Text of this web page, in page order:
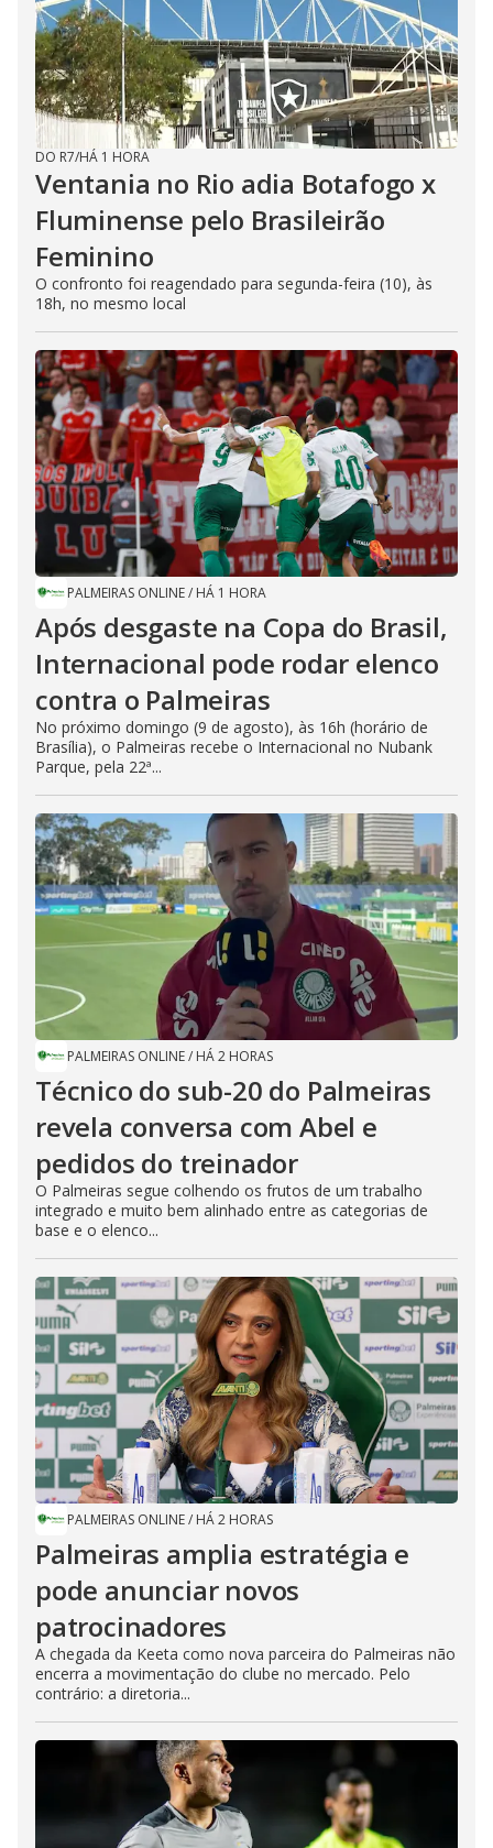
DO R7/HÁ 1 HORA
Ventania no Rio adia Botafogo x
Fluminense pelo Brasileirão
Feminino
O confronto foi reagendado para segunda-feira (10), às
18h, no mesmo local
PALMEIRAS ONLINE/ HÁ 1 HORA
Após desgaste na Copa do Brasil,
Internacional pode rodar elenco
contra o Palmeiras
No próximo domingo (9 de agosto), às 16h (horário de
Brasília), o Palmeiras recebe o Internacional no Nubank
Parque, pela 22ª...
PALMEIRAS ONLINE/ HÁ 2 HORAS
Técnico do sub-20 do Palmeiras
revela conversa com Abel e
pedidos do treinador
O Palmeiras segue colhendo os frutos de um trabalho
integrado e muito bem alinhado entre as categorias de
base e o elenco...
PALMEIRAS ONLINE/ HÁ 2 HORAS
Palmeiras amplia estratégia e
pode anunciar novos
patrocinadores
A chegada da Keeta como nova parceira do Palmeiras não
encerra a movimentação do clube no mercado. Pelo
contrário: a diretoria...